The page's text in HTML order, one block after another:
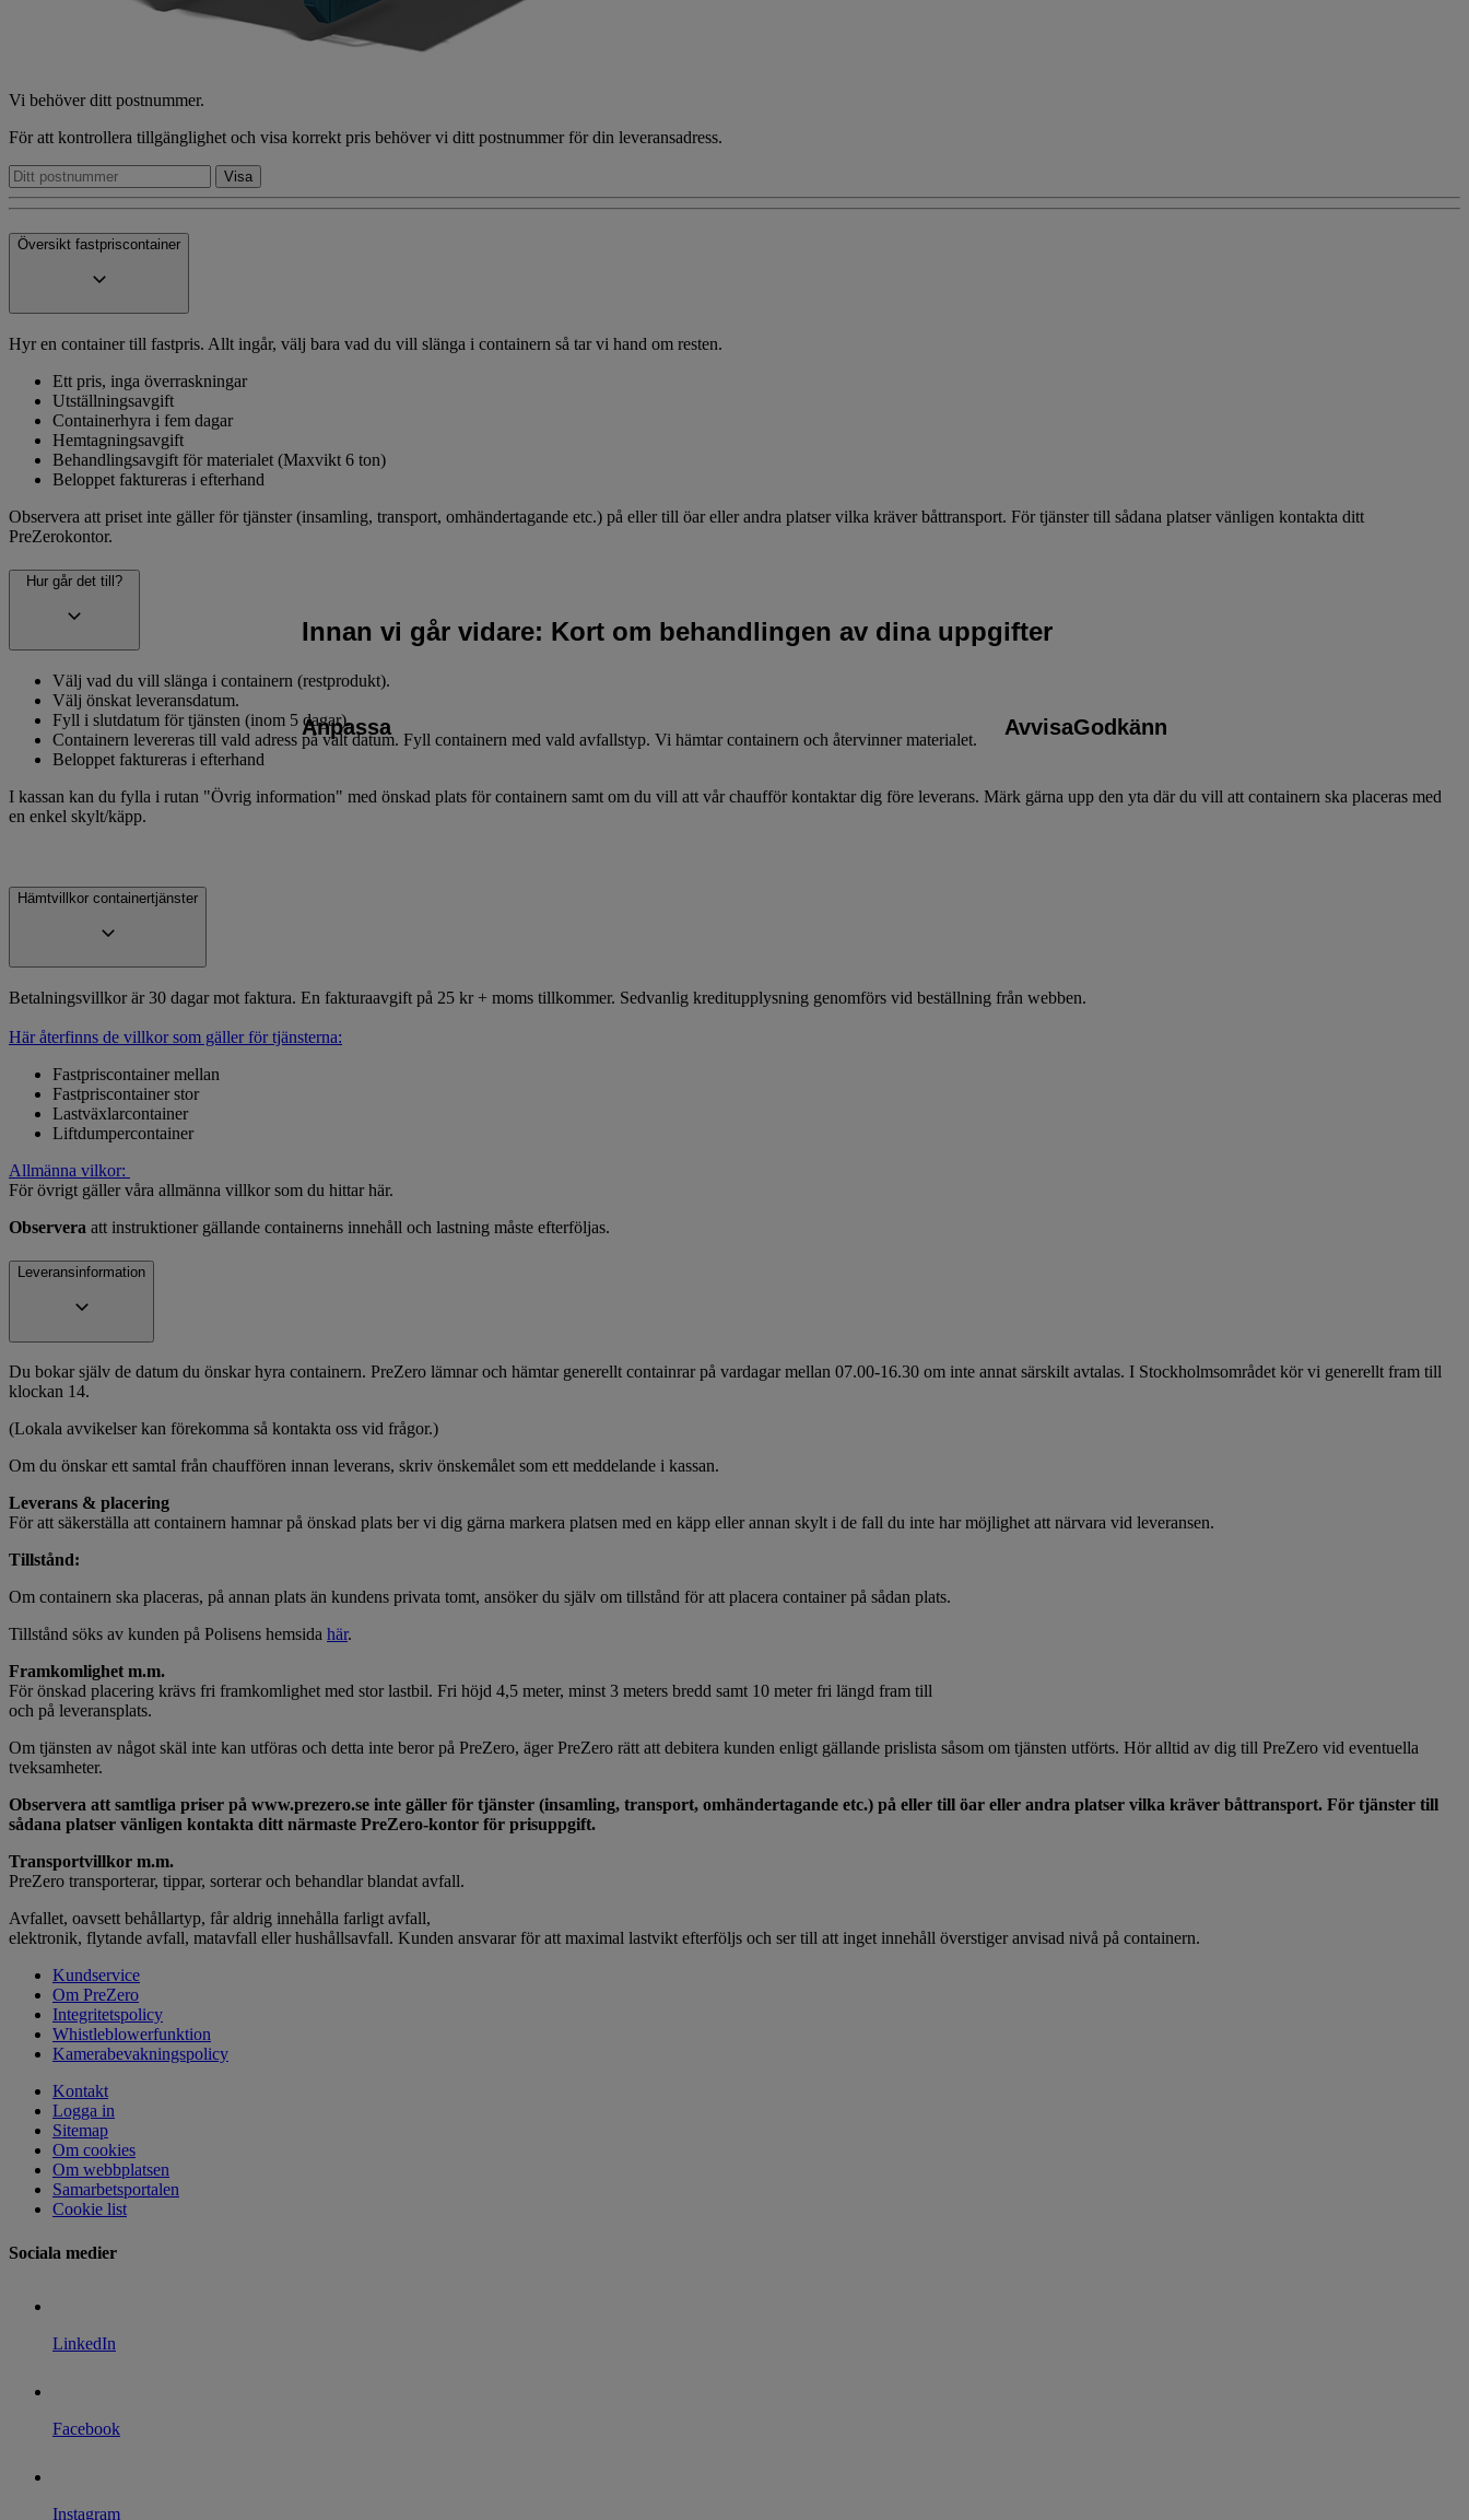
Innan vi går vidare: Kort om behandlingen av dina uppgifter
Anpassa AvvisaGodkänn
Vi behöver ditt postnummer.
För att kontrollera tillgänglighet och visa korrekt pris behöver vi ditt postnummer för din leveransadress.
Översikt fastpriscontainer
Hyr en container till fastpris. Allt ingår, välj bara vad du vill slänga i containern så tar vi hand om resten.
Ett pris, inga överraskningar
Utställningsavgift
Containerhyra i fem dagar
Hemtagningsavgift
Behandlingsavgift för materialet (Maxvikt 6 ton)
Beloppet faktureras i efterhand
Observera att priset inte gäller för tjänster (insamling, transport, omhändertagande etc.) på eller till öar eller andra platser vilka kräver båttransport. För tjänster till sådana platser vänligen kontakta ditt
PreZerokontor.
Hur går det till?
Välj vad du vill slänga i containern (restprodukt).
Välj önskat leveransdatum.
Fyll i slutdatum för tjänsten (inom 5 dagar).
Containern levereras till vald adress på valt datum. Fyll containern med vald avfallstyp. Vi hämtar containern och återvinner materialet.
Beloppet faktureras i efterhand
I kassan kan du fylla i rutan "Övrig information" med önskad plats för containern samt om du vill att vår chaufför kontaktar dig före leverans. Märk gärna upp den yta där du vill att containern ska placeras med
en enkel skylt/käpp.
Hämtvillkor containertjänster
Betalningsvillkor är 30 dagar mot faktura. En fakturaavgift på 25 kr + moms tillkommer. Sedvanlig kreditupplysning genomförs vid beställning från webben.
Här återfinns de villkor som gäller för tjänsterna:
Fastpriscontainer mellan
Fastpriscontainer stor
Lastväxlarcontainer
Liftdumpercontainer
Allmänna vilkor:
För övrigt gäller våra allmänna villkor som du hittar här.
Observera att instruktioner gällande containerns innehåll och lastning måste efterföljas.
Leveransinformation
Du bokar själv de datum du önskar hyra containern. PreZero lämnar och hämtar generellt containrar på vardagar mellan 07.00-16.30 om inte annat särskilt avtalas. I Stockholmsområdet kör vi generellt fram till
klockan 14.
(Lokala avvikelser kan förekomma så kontakta oss vid frågor.)
Om du önskar ett samtal från chauffören innan leverans, skriv önskemålet som ett meddelande i kassan.
Leverans & placering
För att säkerställa att containern hamnar på önskad plats ber vi dig gärna markera platsen med en käpp eller annan skylt i de fall du inte har möjlighet att närvara vid leveransen.
Tillstånd:
Om containern ska placeras, på annan plats än kundens privata tomt, ansöker du själv om tillstånd för att placera container på sådan plats.
Tillstånd söks av kunden på Polisens hemsida här.
Framkomlighet m.m.
För önskad placering krävs fri framkomlighet med stor lastbil. Fri höjd 4,5 meter, minst 3 meters bredd samt 10 meter fri längd fram till
och på leveransplats.
Om tjänsten av något skäl inte kan utföras och detta inte beror på PreZero, äger PreZero rätt att debitera kunden enligt gällande prislista såsom om tjänsten utförts. Hör alltid av dig till PreZero vid eventuella
tveksamheter.
Observera att samtliga priser på www.prezero.se inte gäller för tjänster (insamling, transport, omhändertagande etc.) på eller till öar eller andra platser vilka kräver båttransport. För tjänster till
sådana platser vänligen kontakta ditt närmaste PreZero-kontor för prisuppgift.
Transportvillkor m.m.
PreZero transporterar, tippar, sorterar och behandlar blandat avfall.
Avfallet, oavsett behållartyp, får aldrig innehålla farligt avfall,
elektronik, flytande avfall, matavfall eller hushållsavfall. Kunden ansvarar för att maximal lastvikt efterföljs och ser till att inget innehåll överstiger anvisad nivå på containern.
Kundservice
Om PreZero
Integritetspolicy
Whistleblowerfunktion
Kamerabevakningspolicy
Kontakt
Logga in
Sitemap
Om cookies
Om webbplatsen
Samarbetsportalen
Cookie list
Sociala medier
LinkedIn
Facebook
Instagram